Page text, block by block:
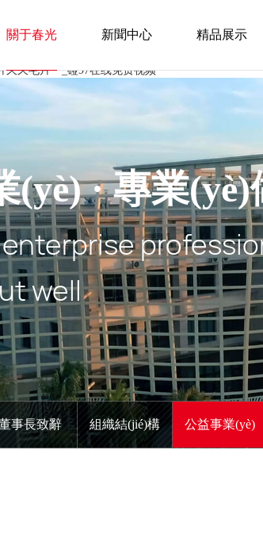
久久毛片一_碰97在线免费视频
關于春光 新聞中心 精品展示
(yè) · 專業
well
事長致辭 組織結(jié)構 公益事業(yè)